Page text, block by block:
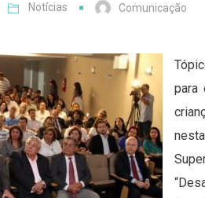
Notícias Comunicação
para